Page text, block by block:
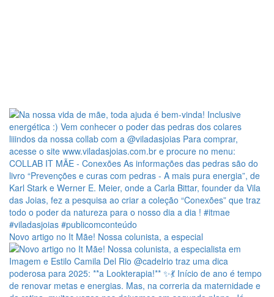
Novo artigo no It Mãe! Nossa colunista, a especial